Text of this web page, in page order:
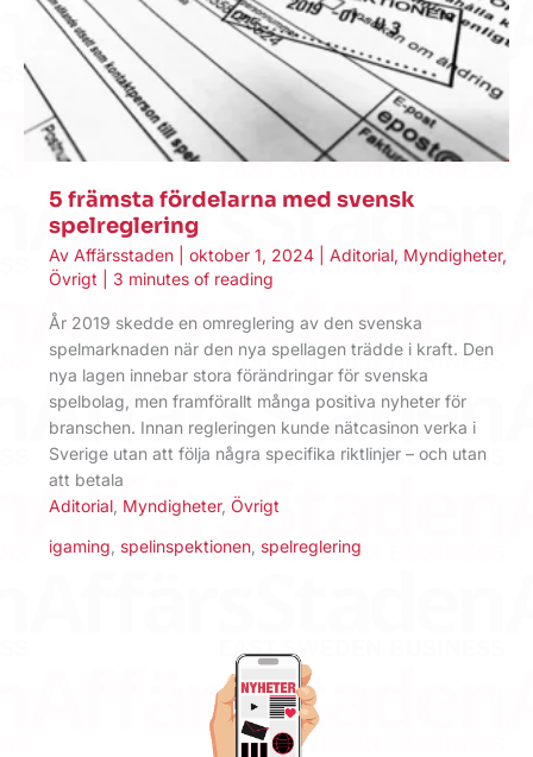
5 främsta fördelarna med svensk
spelreglering
Av Affärsstaden oktober 1, 2024 Aditorial, Myndigheter,
Övrigt
3 minutes of reading
År 2019 skedde en omreglering av den svenska
spelmarknaden när den nya spellagen trädde i kraft. Den
nya lagen innebar stora förändringar för svenska
spelbolag, men framförallt många positiva nyheter för
branschen. Innan regleringen kunde nätcasinon verka i
Sverige utan att följa några specifika riktlinjer – och utan
att betala
Aditorial Myndigheter, Övrigt
igaming spelinspektionen spelreglering